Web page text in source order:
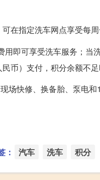
在指定洗车网点享受每周
即可享受洗车服务；当
币）支付，积分余额不足
场快修、换备胎、泵电
： 汽车 洗车 积分